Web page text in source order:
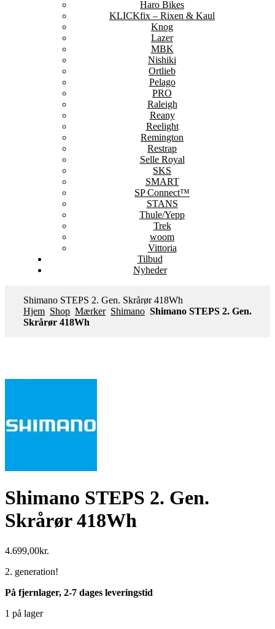
Haro Bikes
KLICKfix – Rixen & Kaul
Knog
Lazer
MBK
Nishiki
Ortlieb
Pelago
PRO
Raleigh
Reany
Reelight
Remington
Restrap
Selle Royal
SKS
SMART
SP Connect™
STANS
Thule/Yepp
Trek
woom
Vittoria
Tilbud
Nyheder
Shimano STEPS 2. Gen. Skrårør 418Wh
Hjem Shop Mærker Shimano Shimano STEPS 2. Gen.
Skrårør 418Wh
Shimano STEPS 2. Gen.
Skrårør 418Wh
4.699,00kr.
2. generation!
På fjernlager, 2-7 dages leveringstid
1 på lager